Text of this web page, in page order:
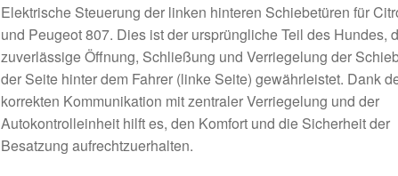
Elektrische Steuerung der linken hinteren Schiebetüren für
und Peugeot 807. Dies ist der ursprüngliche Teil des Hundes,
zuverlässige Öffnung, Schließung und Verriegelung der
der Seite hinter dem Fahrer (linke Seite) gewährleistet. Dank
korrekten Kommunikation mit zentraler Verriegelung und der
Autokontrolleinheit hilft es, den Komfort und die Sicherheit der
Besatzung aufrechtzuerhalten.